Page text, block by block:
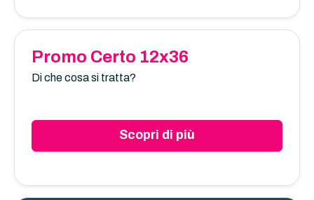
Promo Certo 12x36
Di che cosa si tratta?
Scopri di più